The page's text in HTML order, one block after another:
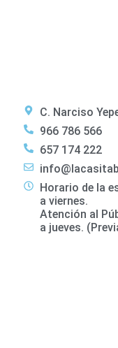
C. Narciso
966 786 566
657 174 222
Horario de la
a viernes.
Atención al
a jueves.